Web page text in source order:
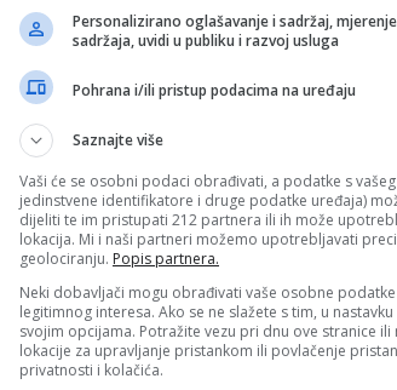
tužilaštva Kantona Sarajevo, a
lišenih slobode MUP-a Kantona
poznato nakon okončanja istrage.
Personalizirano oglašavanje i sadržaj,
sadržaja, uvidi u publiku i razvoj usluga
Pohrana i/ili pristup podacima na uređaju
Saznajte više
Vaši će se osobni podaci obrađivati, a podatke s
jedinstvene identifikatore i druge podatke uređaja)
dijeliti te im pristupati 212 partnera ili ih može
lokacija. Mi i naši partneri možemo upotrebljavati
geolociranju. Popis partnera.
Neki dobavljači mogu obrađivati vaše osobne
legitimnog interesa. Ako se ne slažete s tim, u
svojim opcijama. Potražite vezu pri dnu ove stranice
lokacije za upravljanje pristankom ili povlačenje
privatnosti i kolačića.